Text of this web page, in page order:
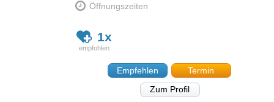
Öffnungszeiten
1x
Empfehlen
Termin
Zum Profil